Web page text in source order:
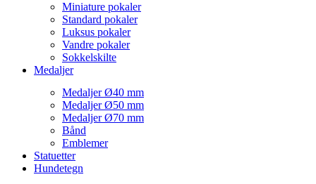
Miniature pokaler
Standard pokaler
Luksus pokaler
Vandre pokaler
Sokkelskilte
Medaljer
Medaljer Ø40 mm
Medaljer Ø50 mm
Medaljer Ø70 mm
Bånd
Emblemer
Statuetter
Hundetegn